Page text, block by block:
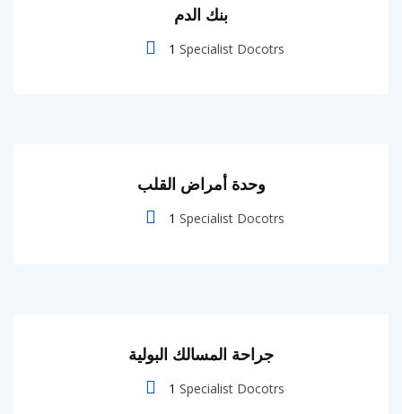
بنك الدم
1 Specialist Docotrs
وحدة أمراض القلب
1 Specialist Docotrs
جراحة المسالك البولية
1 Specialist Docotrs